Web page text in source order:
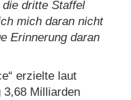
dritte Staffel
mich daran nicht
Erinnerung daran
erzielte laut
Milliarden